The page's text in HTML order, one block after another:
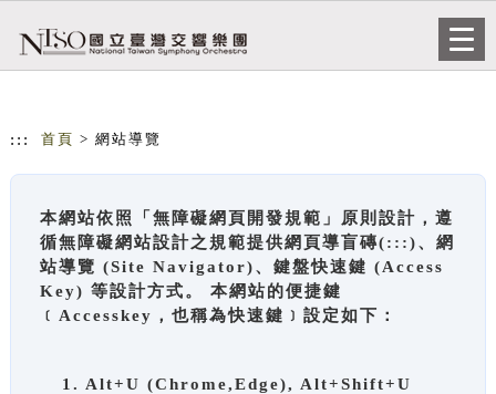
::: 首頁 > 網站導覽
本網站依照「無障礙網頁開發規範」原則設計，遵
循無障礙網站設計之規範提供網頁導盲磚(:::)、網
站導覽 (Site Navigator)、鍵盤快速鍵 (Access
Key) 等設計方式。 本網站的便捷鍵
﹝Accesskey，也稱為快速鍵﹞設定如下：
1. Alt+U (Chrome,Edge), Alt+Shift+U